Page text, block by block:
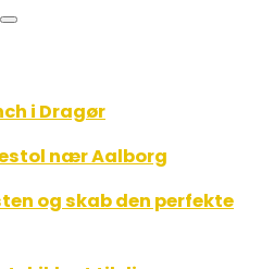
i Dragør
nær Aalborg
og skab den perfekte